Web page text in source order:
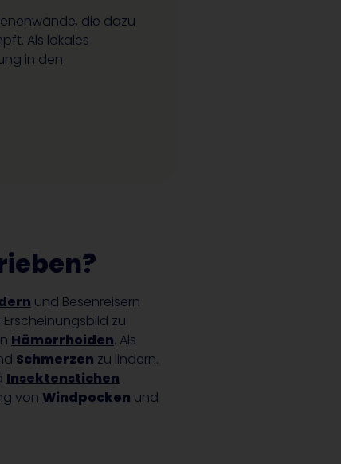
die dazu
Als lokales
in den
und Besenreisern
zu
Hämorrhoiden. Als
Schmerzen zu lindern.
Insektenstichen
von Windpocken und